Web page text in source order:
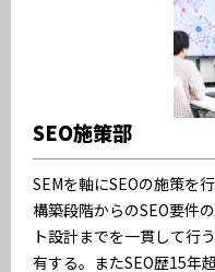
SEO施策部
SEMを軸にSEOの施策を
構築段階からのSEO要件
ト設計までを一貫して行
有する。またSEO歴15年